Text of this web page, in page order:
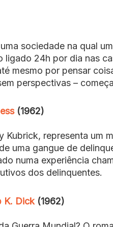
sociedade na qual
24h por dia nas
mesmo por pensar
perspectivas –
(1962)
Kubrick, representa um
uma gangue de
numa experiência
dos delinquentes.
K. Dick(1962)